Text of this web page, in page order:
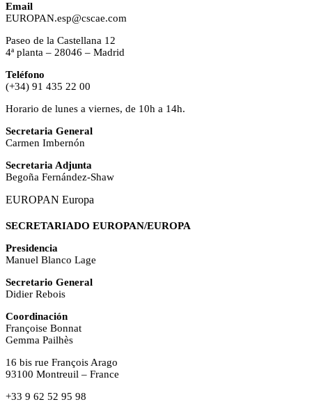
Email
EUROPAN.esp@cscae.com
Paseo de la Castellana 12
4ª planta – 28046 – Madrid
Teléfono
(+34) 91 435 22 00
Horario de lunes a viernes, de 10h a 14h.
Secretaria General
Carmen Imbernón
Secretaria Adjunta
Begoña Fernández-Shaw
EUROPAN Europa
SECRETARIADO EUROPAN/EUROPA
Presidencia
Manuel Blanco Lage
Secretario General
Didier Rebois
Coordinación
Françoise Bonnat
Gemma Pailhès
16 bis rue François Arago
93100 Montreuil – France
+33 9 62 52 95 98